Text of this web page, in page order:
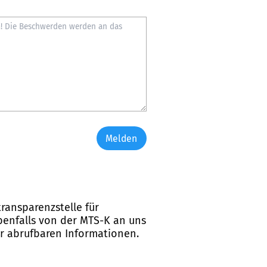
Melden
für
von der MTS-K an uns
abrufbaren Informationen.